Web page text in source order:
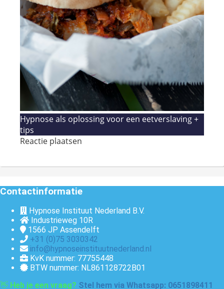
Hypnose als oplossing voor een eetverslaving +
tips
Reactie plaatsen
Contactinformatie
Hypnose Instituut Nederland B.V.
Industrieweg 10R
1566 JP Assendelft
+31 (0)75 3030342
info@hypnoseinstituutnederland.nl
KvK nummer: 77755448
BTW nummer: NL861128722B01
👋 Heb je een vraag? Stel hem via Whatsapp: 0651898411